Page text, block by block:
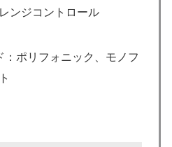
ンジコントロール
：ポリフォニック、モノフ